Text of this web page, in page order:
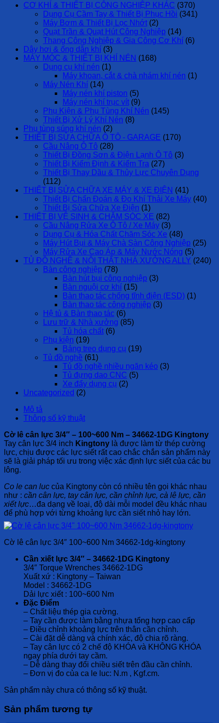
CƠ KHÍ & THIẾT BỊ CÔNG NGHIỆP KHÁC (370)
Dụng Cụ Cầm Tay & Thiết Bị Phục Hồi (341)
Máy Bơm & Thiết Bị Lọc Nhớt (2)
Quạt Trần & Quạt Hút Công Nghiệp (14)
Thang Công Nghiệp & Gia Công Cơ Khí (6)
Dây hơi & ống dẫn khí (3)
MÁY MÓC & THIẾT BỊ KHÍ NÉN (168)
Dụng cụ khí nén (1)
Máy khoan, cắt & chà nhám khí nén (1)
Máy Nén Khí (14)
Máy nén khí piston (5)
Máy nén khí trục vít (9)
Phụ Kiện & Phụ Tùng Khí Nén (145)
Thiết Bị Xử Lý Khí Nén (8)
Phụ tùng súng khí nén (2)
THIẾT BỊ SỬA CHỮA Ô TÔ - GARAGE (170)
Cầu Nâng Ô Tô (28)
Thiết Bị Đồng Sơn & Điện Lạnh Ô Tô (3)
Thiết Bị Kiểm Định & Kiểm Tra (27)
Thiết Bị Thay Dầu & Thủy Lực Chuyên Dụng
(112)
THIẾT BỊ SỬA CHỮA XE MÁY & XE ĐIỆN (41)
Thiết Bị Chẩn Đoán & Đo Khí Thải Xe Máy (40)
Thiết Bị Sửa Chữa Xe Điện (1)
THIẾT BỊ VỆ SINH & CHĂM SÓC XE (82)
Cầu Nâng Rửa Xe Ô Tô / Xe Máy (3)
Dụng Cụ & Hóa Chất Chăm Sóc Xe (48)
Máy Hút Bụi & Máy Chà Sàn Công Nghiệp (25)
Máy Rửa Xe Cao Áp & Máy Nước Nóng (5)
TỦ ĐỒ NGHỀ & NỘI THẤT NHÀ XƯỞNG ALLY (240)
Bàn công nghiệp (78)
Bàn hút bụi công nghiệp (3)
Bàn nguội cơ khí (15)
Bàn thao tác chống tĩnh điện (ESD) (1)
Bàn thao tác công nghiệp (3)
Hệ tủ & Bàn thao tác (6)
Lưu trữ & Nhà xưởng (85)
Tủ hóa chất (6)
Phụ kiện (19)
Bảng treo dụng cụ (19)
Tủ đồ nghề (61)
Tủ đồ nghề nhiều ngăn kéo (3)
Tủ đựng dao CNC (5)
Xe đẩy dụng cụ (2)
Uncategorized (2)
Mô tả
Thông số kỹ thuật
Cờ lê cân lực 3/4″ – 100~600 Nm – 34662-1DG Kingtony
Tay cân lực 3/4 inch Kingtony là được làm từ thép cường
lực, chịu được các lực siết rất cao chắc chắn sản phẩm này
sẽ là giải pháp tối ưu trong việc xác định lực siết của các bu
lông.
Co le can luc của Kingtony còn có nhiều tên gọi khác nhau
như : cần cân lực, tay cân lực, cần chỉnh lực, cà lê lực, cần
xiết lực…đa dạng về loại, độ dài mỗi model đều khác nhau
để phù hợp với từng khoảng lực cần siết nhỏ hay lớn.
Cờ lê cân lực 3/4″ 100~600 Nm 34662-1dg-kingtony
Cần xiết lực 3/4″ – 34662-1DG Kingtony
3/4″ Torque Wrenches 34662-1DG
Xuất xứ : Kingtony – Taiwan
Model : 34662-1DG
Dải lực xiết : 100~600 Nm
Đặc Điểm
– Chất liệu thép gia cường.
– Tay cần được làm bằng nhựa tổng hợp cao cấp
– Điều chỉnh khoảng lực trên thân cần chỉnh.
– Cài đặt dễ dàng và chính xác, độ chia rõ ràng.
– Tay cân lực có 2 chế độ KHÓA và KHÔNG KHÓA
ngay phía dưới tay cầm.
– Dễ dàng thay đổi chiều siết trên đầu cần chỉnh.
– Đơn vị đo của ca le luc: N.m , Kgf.cm.
Sản phẩm này chưa có thông số kỹ thuật.
Sản phẩm tương tự